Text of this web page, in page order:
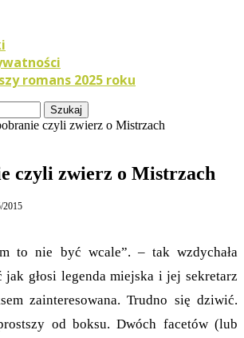
romans 2025 roku
Szukaj
czyli zwierz o Mistrzach
czyli zwierz o Mistrzach
2015
to nie być wcale”. – tak wzdychała
jak głosi legenda miejska i jej sekretarz
zainteresowana. Trudno się dziwić.
od boksu. Dwóch facetów (lub